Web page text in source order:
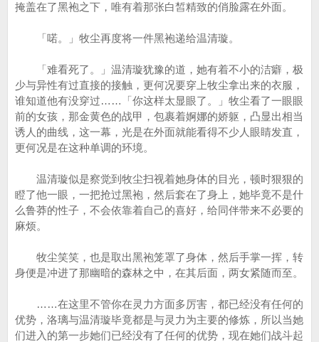
掩盖在了黑袍之下，唯有着那张白皙精致的俏脸露在外面。
「喏。」牧尘再度将一件黑袍递给温清璇。
「难看死了。」温清璇犹豫的道，她有着不小的洁癖，极
少与异性有过直接的接触，更何况要穿上牧尘拿出来的衣服，
谁知道他有没穿过……「你这样太显眼了。」牧尘看了一眼眼
前的女孩，那金黄色的战甲，包裹着婀娜的娇躯，凸显出相当
诱人的曲线，这一幕，光是在外面就能看得不少人眼睛发直，
更何况是在这种单调的环境。
温清璇似是察觉到牧尘扫视着她身体的目光，顿时狠狠的
瞪了他一眼，一把抢过黑袍，然后套在了身上，她毕竟不是什
么鲁莽的性子，不会依靠着自己的喜好，给同伴带来不必要的
麻烦。
牧尘笑笑，也是取出黑袍笼罩了身体，然后手掌一挥，转
身便是冲进了那幽暗的森林之中，在其后面，两女紧随而至。
……在这里不管你在灵力方面多厉害，都已经没有任何的
优势，洛璃与温清璇毕竟都是与灵力为主要的修炼，所以当她
们进入的第一步她们已经没有了任何的优势，现在她们战斗起